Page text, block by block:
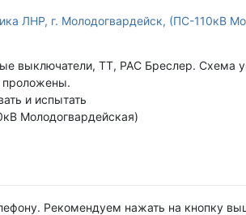
ЛНР, г. Молодогвардейск, (ПС-110кВ
выключатели, ТТ, РАС Бреслер. Схема
проложены.
и испытать
Молодогвардейская)
Рекомендуем нажать на кнопку